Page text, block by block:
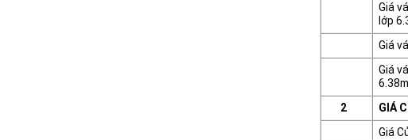
Giá
lớp
Giá
Giá
2
GIÁ
Giá